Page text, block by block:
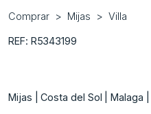
Comprar Mijas Villa
REF: R5343199
Mijas | Costa del Sol | Malaga |